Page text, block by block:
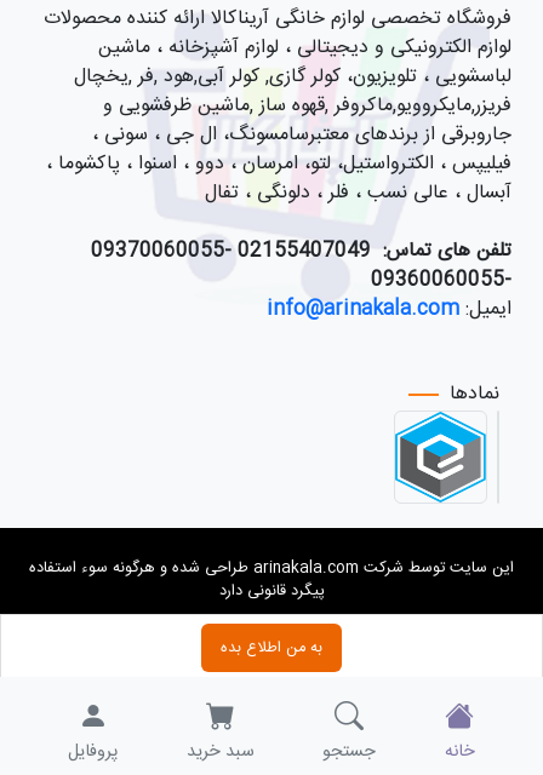
به من اطلاع بده
فروشگاه تخصصی لوازم خانگی آریناکالا ارائه کننده محصولات
لوازم الکترونیکی و دیجیتالی ، لوازم آشپزخانه ، ماشین
لباسشویی ، تلویزیون، کولر گازی, کولر آبی,هود ,فر ,یخچال
فریزر,مایکروویو,ماکروفر ,قهوه ساز ,ماشین ظرفشویی و
جاروبرقی از برندهای معتبرسامسونگ، ال جی ، سونی ،
فیلیپس ، الکترواستیل، لتو، امرسان ، دوو ، اسنوا ، پاکشوما ،
آبسال ، عالی نسب ، فلر ، دلونگی ، تفال
تلفن های تماس:
021
55407049 -09370060055
-09360060055
ایمیل:info@arinakala.com
نمادها
این سایت توسط شرکت arinakala.com طراحی شده و هرگونه سوء استفاده
پیگرد قانونی دارد
خانه جستجو سبد خرید پروفایل